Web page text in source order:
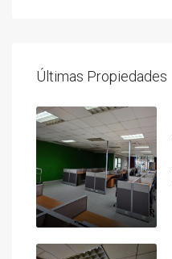
Últimas Propiedades